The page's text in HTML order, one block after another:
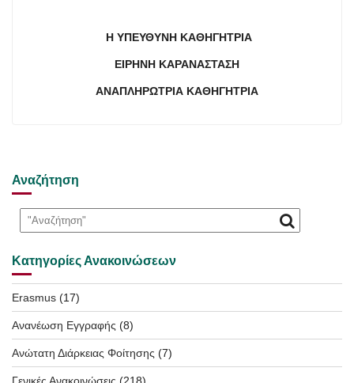
HΥΠΕΥΘΥΝHΚΑΘΗΓΗΤΡΙΑ
ΕΙΡΗΝΗ ΚΑΡΑΝΑΣΤΑΣΗ
ΑΝΑΠΛΗΡΩΤΡΙΑ ΚΑΘΗΓΗΤΡΙΑ
Αναζήτηση
Κατηγορίες Ανακοινώσεων
Erasmus (17)
Ανανέωση Εγγραφής (8)
Ανώτατη Διάρκειας Φοίτησης (7)